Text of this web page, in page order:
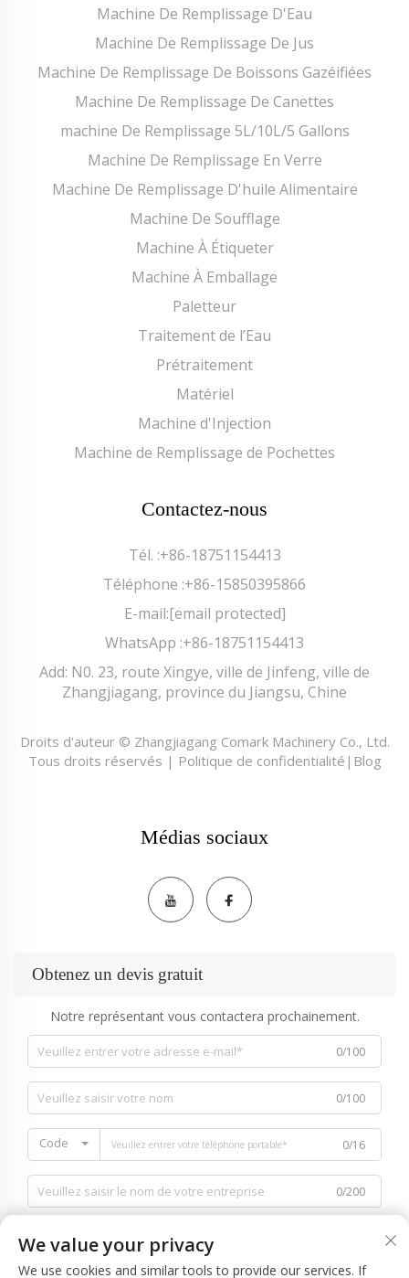
Machine De Remplissage D'Eau
Machine De Remplissage De Jus
Machine De Remplissage De Boissons Gazéifiées
Machine De Remplissage De Canettes
machine De Remplissage 5L/10L/5 Gallons
Machine De Remplissage En Verre
Machine De Remplissage D'huile Alimentaire
Machine De Soufflage
Machine À Étiqueter
Machine À Emballage
Paletteur
Traitement de l’Eau
Prétraitement
Matériel
Machine d'Injection
Machine de Remplissage de Pochettes
Contactez-nous
Tél. :+86-18751154413
Téléphone :+86-15850395866
E-mail:[email protected]
WhatsApp :+86-18751154413
Add: N0. 23, route Xingye, ville de Jinfeng, ville de
Zhangjiagang, province du Jiangsu, Chine
Droits d'auteur © Zhangjiagang Comark Machinery Co., Ltd.
Tous droits réservés | Politique de confidentialité | Blog
Médias sociaux
Obtenez un devis gratuit
Notre représentant vous contactera prochainement.
0/100
0/100
Code 0/16
0/200
We value your privacy
We use cookies and similar tools to provide our services. If